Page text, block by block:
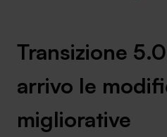
Mediazione Creditizia
Finanza Agevolata
Centro studi
Transizione
arrivo le
migliorative